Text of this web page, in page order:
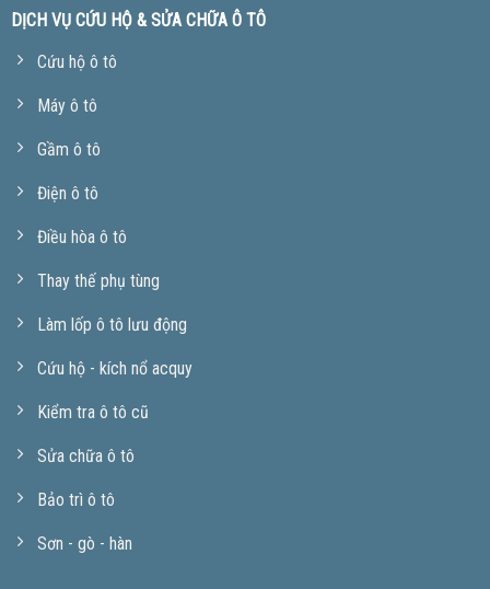
DỊCH VỤ CỨU HỘ & SỬA CHỮA Ô TÔ
Cứu hộ ô tô
Máy ô tô
Gầm ô tô
Điện ô tô
Điều hòa ô tô
Thay thế phụ tùng
Làm lốp ô tô lưu động
Cứu hộ - kích nổ acquy
Kiểm tra ô tô cũ
Sửa chữa ô tô
Bảo trì ô tô
Sơn - gò - hàn